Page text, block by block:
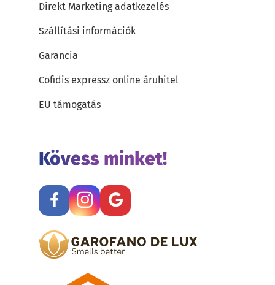
Direkt Marketing adatkezelés
Szállítási információk
Garancia
Cofidis expressz online áruhitel
EU támogatás
Kövess minket!